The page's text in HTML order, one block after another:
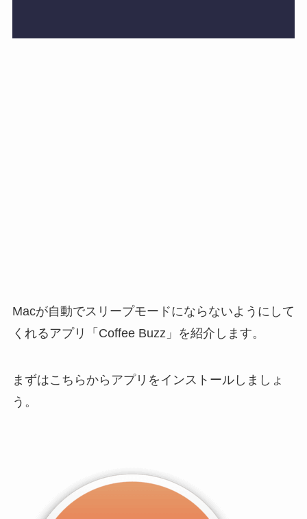
Macが自動でスリープモードにならないようにして
くれるアプリ「Coffee Buzz」を紹介します。
まずはこちらからアプリをインストールしましょ
う。